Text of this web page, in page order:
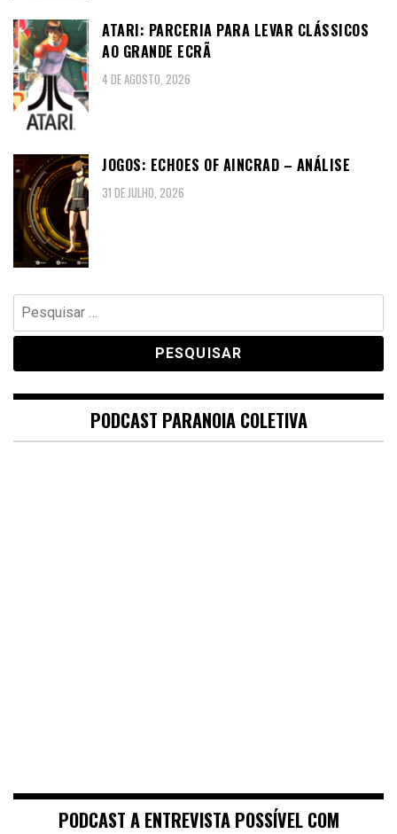
ATARI: PARCERIA PARA LEVAR CLÁSSICOS
AO GRANDE ECRÃ
4 DE AGOSTO, 2026
JOGOS: ECHOES OF AINCRAD – ANÁLISE
31 DE JULHO, 2026
Pesquisar
por:
PODCAST PARANOIA COLETIVA
PODCAST A ENTREVISTA POSSÍVEL COM